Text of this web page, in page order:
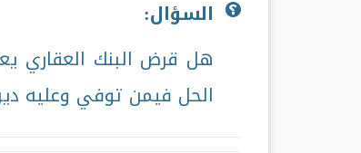
السؤال:
هل قرض البنك العقاري
الحل فيمن توفي وعليه